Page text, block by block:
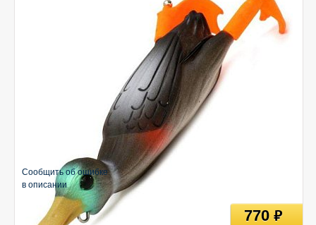
Сообщить об ошибке
в описании
770руб